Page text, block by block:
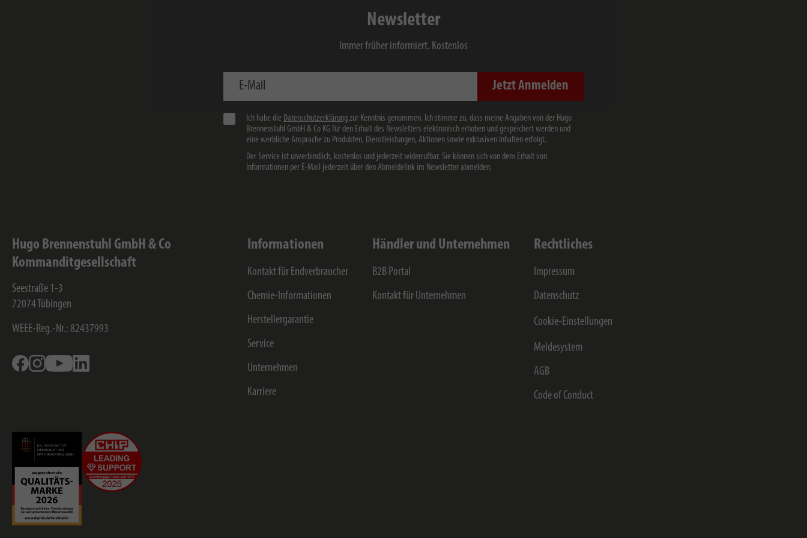
Newsletter
Immer früher informiert. Kostenlos
E-Mail Jetzt Anmelden
Ich habe die Datenschutzerklärungzur Kenntnis genommen. Ich stimme zu, dass meine Angaben von der Hugo
Brennenstuhl GmbH & Co KG für den Erhalt des Newsletters elektronisch erhoben und gespeichert werden und
eine werbliche Ansprache zu Produkten, Dienstleistungen, Aktionen sowie exklusiven Inhalten erfolgt.
Der Service ist unverbindlich, kostenlos und jederzeit widerrufbar. Sie können sich von dem Erhalt von
Informationen per E-Mail jederzeit über den Abmeldelink im Newsletter abmelden.
Hugo Brennenstuhl GmbH & Co
Kommanditgesellschaft
Seestraße 1-3
72074 Tübingen
WEEE-Reg.-Nr.: 82437993
FacebookInstagramYoutube
Informationen
Kontakt für Endverbraucher
Chemie-Informationen
Herstellergarantie
Service
Unternehmen
Karriere
Händler und Unternehmen
B2B Portal
Kontakt für Unternehmen
Rechtliches
Impressum
Datenschutz
Cookie-Einstellungen
Meldesystem
AGB
Code of Conduct